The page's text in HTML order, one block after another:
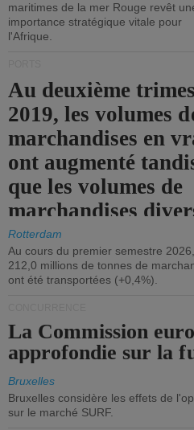
maritimes de la mer Rouge revêt
importance stratégique vitale pour
l'Afrique.
Au deuxième
2019, les volumes
marchandises en
ont augmenté
que les volumes de
marchandises
ont diminué.
Rotterdam
Au cours du premier semestre 2026,
212,0 millions de tonnes de
ont été transportées (+0,4%).
La Commission
approfondie sur la
Bruxelles
Bruxelles considère les effets de
sur le marché SURF.